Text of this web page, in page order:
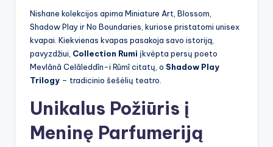
Nishane kolekcijos apima Miniature Art, Blossom,
Shadow Play ir No Boundaries, kuriose pristatomi unisex
kvapai. Kiekvienas kvapas pasakoja savo istoriją,
pavyzdžiui, Collection Rumi įkvėpta persų poeto
Mevlânâ Celâleddîn-i Rûmî citatų, o Shadow Play
Trilogy – tradicinio šešėlių teatro.
Unikalus Požiūris į
Meninę Parfumeriją